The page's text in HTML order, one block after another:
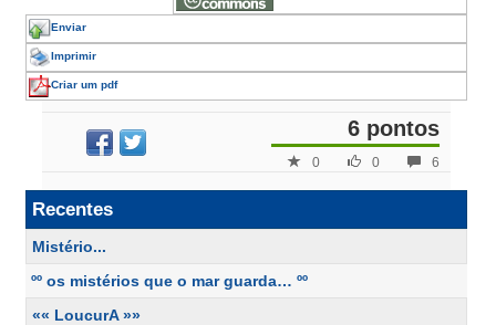
Enviar
Imprimir
Criar um pdf
6 pontos
6
0
0
Recentes
Mistério...
ºº os mistérios que o mar guarda… ºº
«« LoucurA »»